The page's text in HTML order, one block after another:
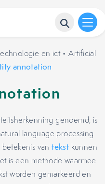
en ict•Artificial
annotation
genoemd, is
language processing
betekenis vantekst kunnen
is een methode waarmee
worden gemarkeerd en